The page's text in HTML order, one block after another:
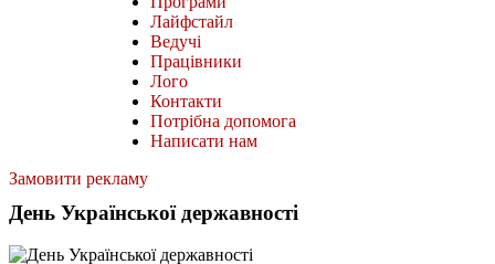
Лайфстайл
Ведучі
Працівники
Лого
Контакти
Потрібна допомога
Написати нам
Замовити рекламу
День Української державності